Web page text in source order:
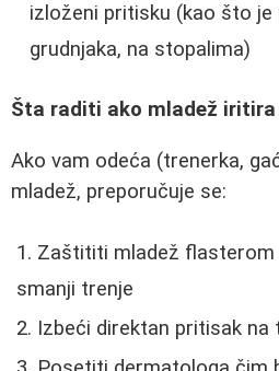
izloženi pritisku (kao što je
grudnjaka, na stopalima)
Šta raditi ako mladež iritira
Ako vam odeća (trenerka,
mladež, preporučuje se:
Zaštititi mladež flasterom
smanji trenje
Izbeći direktan pritisak na